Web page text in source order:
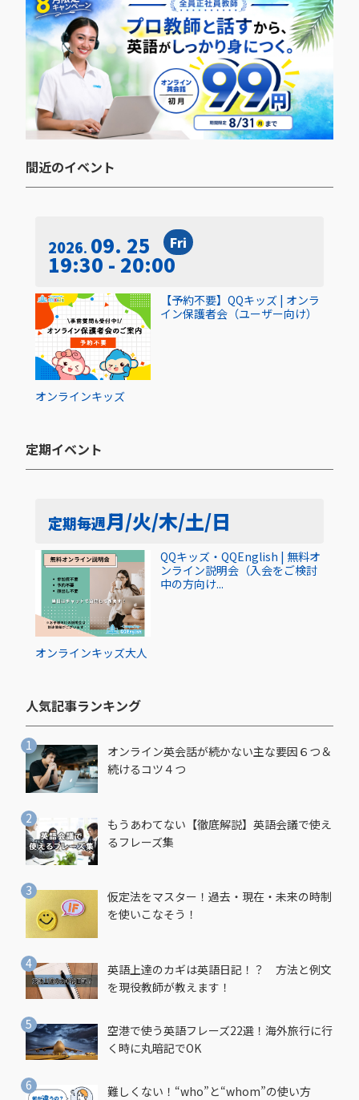
間近のイベント​
2026 09. 25 Fri
19:30 - 20:00
オンラインキッズ
【予約不要】QQキッズ | オンラ
イン保護者会（ユーザー向け）
定期イベント​
定期毎週月/火/木/土/日
オンラインキッズ大人
QQキッズ・QQEnglish | 無料オ
ンライン説明会（入会をご検討
中の方向け...
人気記事ランキング​
オンライン英会話が続かない主な要因６つ＆
続けるコツ４つ
もうあわてない【徹底解説】英語会議で使え
るフレーズ集
仮定法をマスター！過去・現在・未来の時制
を使いこなそう！
英語上達のカギは英語日記！？ 方法と例文
を現役教師が教えます！
空港で使う英語フレーズ22選！海外旅行に行
く時に丸暗記でOK
難しくない！“who”と“whom”の使い方